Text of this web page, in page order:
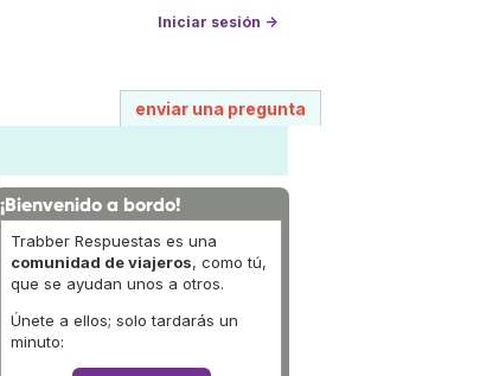
Iniciar sesión →
enviar una pregunta
¡Bienvenido a bordo!
Trabber Respuestas es una
comunidad de viajeros, como tú,
que se ayudan unos a otros.
Únete a ellos; solo tardarás un
minuto: